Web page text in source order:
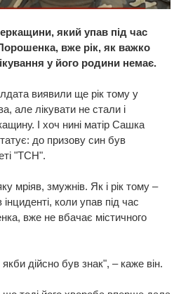
який упав під час
Порошенка, вже рік, як важко
у його родини немає.
виявили ще рік тому у
але лікувати не стали і
І хоч нині матір Сашка
до призову син був
"ТСН".
мріяв, змужнів. Як і рік тому –
коли упав під час
вже не вбачає містичного
дійсно був знак", – каже він.